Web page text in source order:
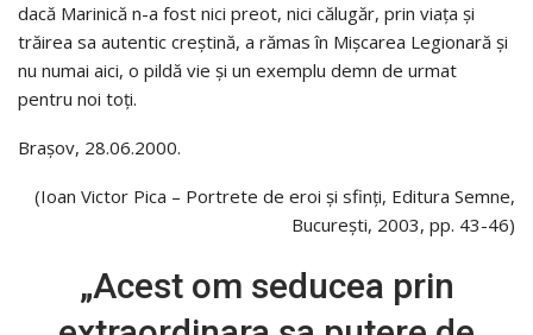
dacă Marinică n-a fost nici preot, nici călugăr, prin viața și
trăirea sa autentic creștină, a rămas în Mișcarea Legionară și
nu numai aici, o pildă vie și un exemplu demn de urmat
pentru noi toți.
Brașov, 28.06.2000.
(Ioan Victor Pica – Portrete de eroi și sfinți, Editura Semne,
București, 2003, pp. 43-46)
„Acest om seducea prin